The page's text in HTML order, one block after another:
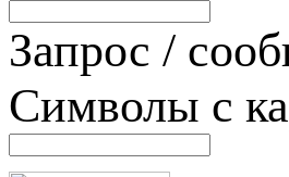
Запрос /
Символы с